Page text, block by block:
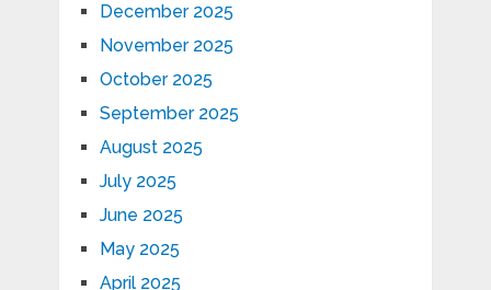
December 2025
November 2025
October 2025
September 2025
August 2025
July 2025
June 2025
May 2025
April 2025